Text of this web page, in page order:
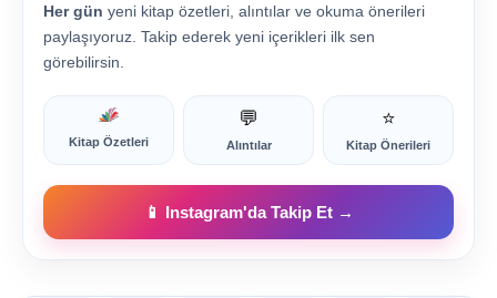
Her gün yeni kitap özetleri, alıntılar ve okuma önerileri
paylaşıyoruz. Takip ederek yeni içerikleri ilk sen
görebilirsin.
Kitap Özetleri
💬
Alıntılar
⭐
Kitap Önerileri
📱 Instagram'da Takip Et →